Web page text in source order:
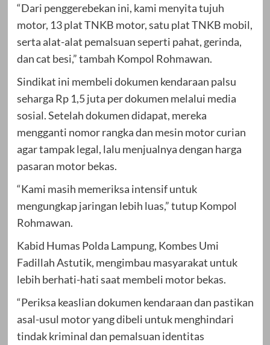
“Dari penggerebekan ini, kami menyita tujuh
motor, 13 plat TNKB motor, satu plat TNKB mobil,
serta alat-alat pemalsuan seperti pahat, gerinda,
dan cat besi,” tambah Kompol Rohmawan.
Sindikat ini membeli dokumen kendaraan palsu
seharga Rp 1,5 juta per dokumen melalui media
sosial. Setelah dokumen didapat, mereka
mengganti nomor rangka dan mesin motor curian
agar tampak legal, lalu menjualnya dengan harga
pasaran motor bekas.
“Kami masih memeriksa intensif untuk
mengungkap jaringan lebih luas,” tutup Kompol
Rohmawan.
Kabid Humas Polda Lampung, Kombes Umi
Fadillah Astutik, mengimbau masyarakat untuk
lebih berhati-hati saat membeli motor bekas.
“Periksa keaslian dokumen kendaraan dan pastikan
asal-usul motor yang dibeli untuk menghindari
tindak kriminal dan pemalsuan identitas